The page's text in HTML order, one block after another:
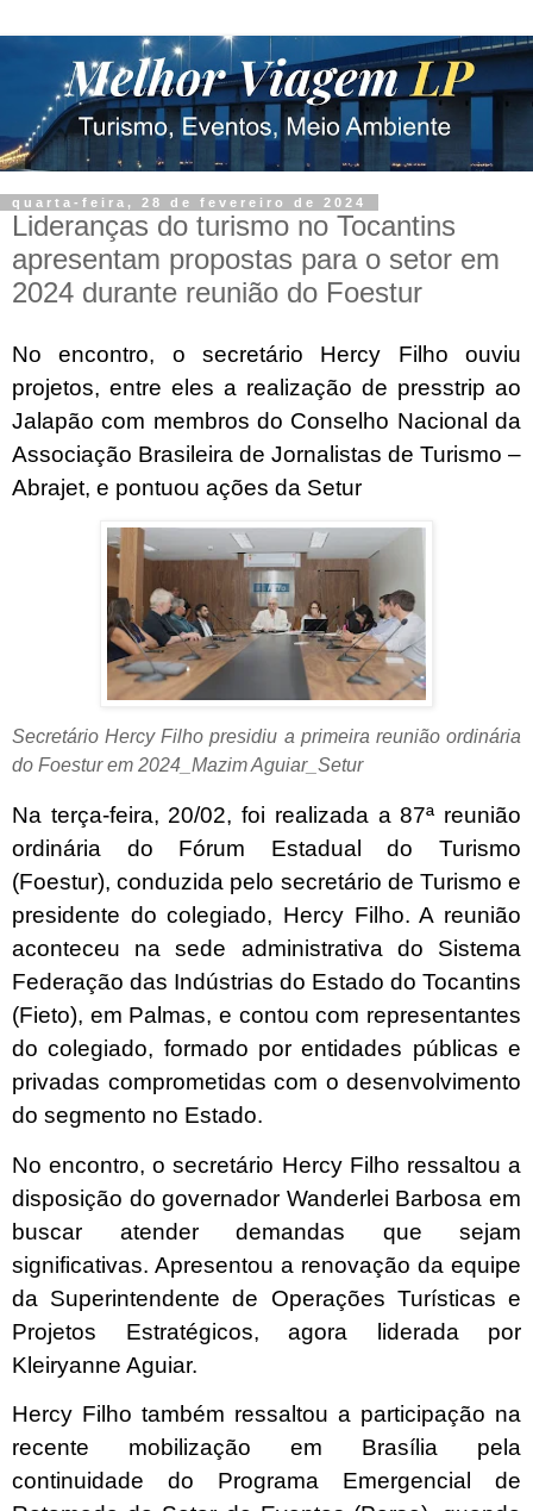
quarta-feira, 28 de fevereiro de 2024
Lideranças do turismo no Tocantins
apresentam propostas para o setor em
2024 durante reunião do Foestur
No encontro, o secretário Hercy Filho ouviu
projetos, entre eles a realização de presstrip ao
Jalapão com membros do Conselho Nacional da
Associação Brasileira de Jornalistas de Turismo –
Abrajet, e pontuou ações da Setur
Secretário Hercy Filho presidiu a primeira reunião ordinária
do Foestur em 2024_Mazim Aguiar_Setur
Na terça-feira, 20/02, foi realizada a 87ª reunião
ordinária do Fórum Estadual do Turismo
(Foestur), conduzida pelo secretário de Turismo e
presidente do colegiado, Hercy Filho. A reunião
aconteceu na sede administrativa do Sistema
Federação das Indústrias do Estado do Tocantins
(Fieto), em Palmas, e contou com representantes
do colegiado, formado por entidades públicas e
privadas comprometidas com o desenvolvimento
do segmento no Estado.
No encontro, o secretário Hercy Filho ressaltou a
disposição do governador Wanderlei Barbosa em
buscar atender demandas que sejam
significativas. Apresentou a renovação da equipe
da Superintendente de Operações Turísticas e
Projetos Estratégicos, agora liderada por
Kleiryanne Aguiar.
Hercy Filho também ressaltou a participação na
recente mobilização em Brasília pela
continuidade do Programa Emergencial de